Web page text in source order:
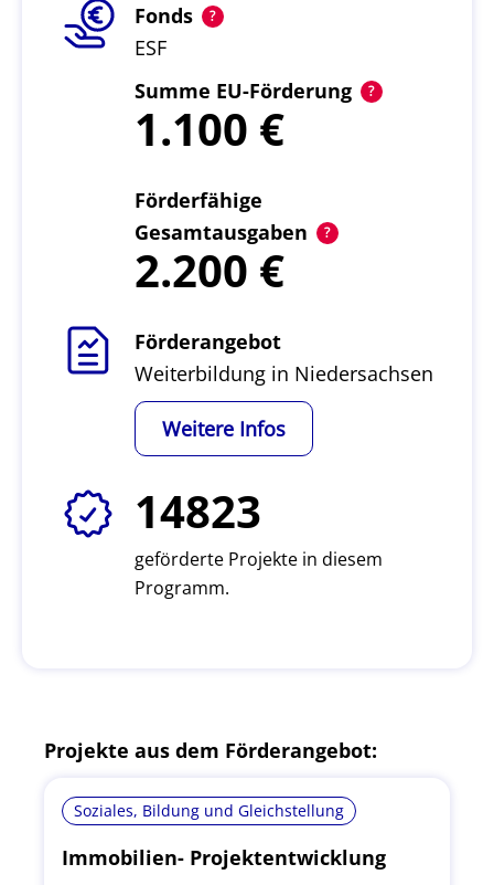
Fonds
ESF
Summe EU-Förderung
1.100
Förderfähige
Gesamtausgaben
2.200
Förderangebot
Weiterbildung in Niedersachsen
Weitere Infos
14823
geförderte Projekte in diesem
Programm.
Projekte aus dem Förderangebot:
Soziales, Bildung und Gleichstellung
Immobilien- Projektentwicklung